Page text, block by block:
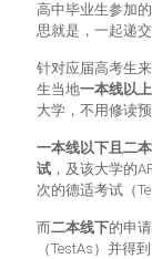
高中毕业生参加
思就是，一起递
针对应届高考生
生当地一本线以上
大学，不用修读预
一本线以下且二
试 ，及该大学的
次的德适考试（
而二本线下的申
（TestAs）并得